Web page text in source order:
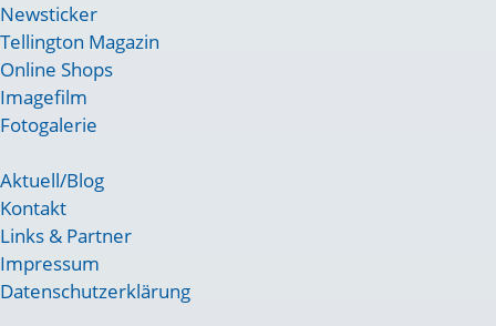
Newsticker
Tellington Magazin
Online Shops
Imagefilm
Fotogalerie
Aktuell/Blog
Kontakt
Links & Partner
Impressum
Datenschutzerklärung